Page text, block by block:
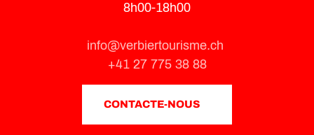
8h00-18h00
info@verbiertourisme.ch
+41 27 775 38 88
CONTACTE-NOUS